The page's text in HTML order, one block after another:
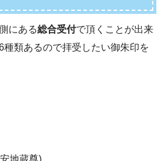
にある総合受付で頂くことが出来
種類あるので拝受したい御朱印を
地蔵尊)